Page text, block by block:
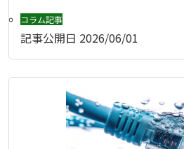
コラム記事
記事公開日 2026/06/01